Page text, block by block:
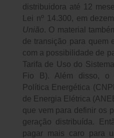
distribuidora até 12
Lei nº 14.300, em
União. O material
de transição para quem
com a possibilidade de
Tarifa de Uso do
Fio B). Além disso, o
Política Energética
de Energia Elétrica
que vem para definir os
geração distribuída.
pagar mais caro para